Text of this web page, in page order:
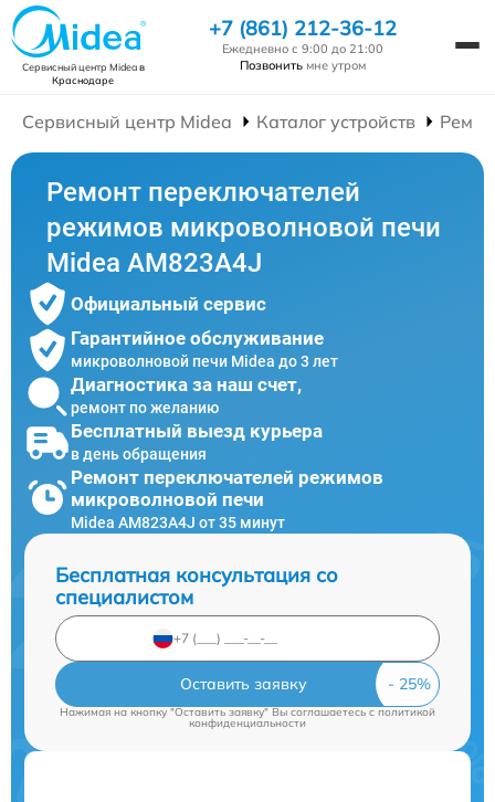
Сервисный центр Mideaв
Краснодаре
+7 (861) 212-36-12
Ежедневно с 9:00 до 21:00
Позвонить мне утром
Сервисный центр Midea Каталог устройств
Ремонт переключателей
режимов микроволновой печи
Midea AM823A4J
Официальный сервис
Гарантийное обслуживание
микроволновой печи Midea до 3 лет
Диагностика за наш счет,
ремонт по желанию
Бесплатный выезд курьера
в день обращения
Ремонт переключателей режимов
микроволновой печи
Midea AM823A4J от 35 минут
Бесплатная консультация со
специалистом
Оставить заявку
Нажимая на кнопку "Оставить заявку" Вы соглашаетесь cполитикой
конфиденциальности